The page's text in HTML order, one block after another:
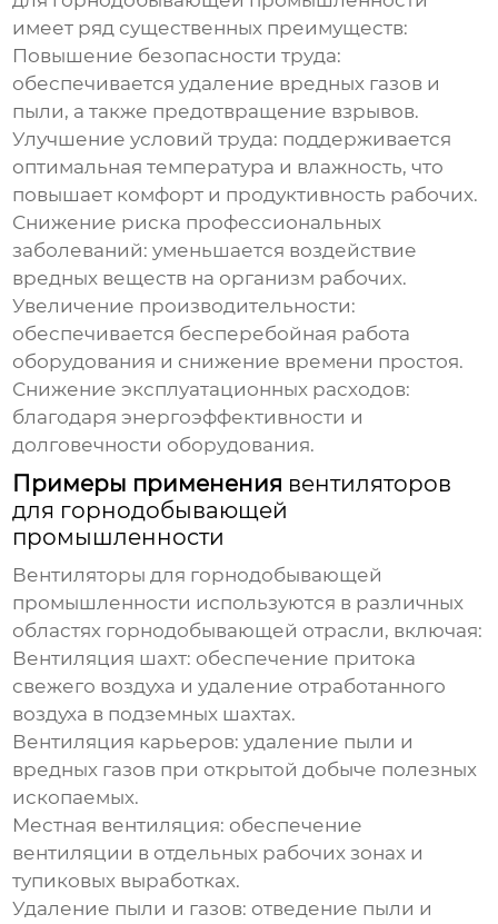
имеет ряд существенных преимуществ:
Повышение безопасности труда:
обеспечивается удаление вредных газов и
пыли, а также предотвращение взрывов.
Улучшение условий труда: поддерживается
оптимальная температура и влажность, что
повышает комфорт и продуктивность рабочих.
Снижение риска профессиональных
заболеваний: уменьшается воздействие
вредных веществ на организм рабочих.
Увеличение производительности:
обеспечивается бесперебойная работа
оборудования и снижение времени простоя.
Снижение эксплуатационных расходов:
благодаря энергоэффективности и
долговечности оборудования.
Примеры применения вентиляторов
для горнодобывающей
промышленности
Вентиляторы для горнодобывающей
промышленности используются в различных
областях горнодобывающей отрасли, включая:
Вентиляция шахт: обеспечение притока
свежего воздуха и удаление отработанного
воздуха в подземных шахтах.
Вентиляция карьеров: удаление пыли и
вредных газов при открытой добыче полезных
ископаемых.
Местная вентиляция: обеспечение
вентиляции в отдельных рабочих зонах и
тупиковых выработках.
Удаление пыли и газов: отведение пыли и